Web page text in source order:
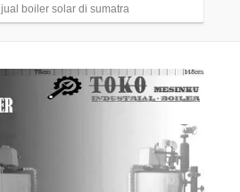
jual boiler solar di sumatra